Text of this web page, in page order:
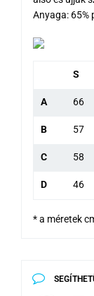
Anyaga: 65%
S
A 66
B 57
C 58
D 46
* a méretek